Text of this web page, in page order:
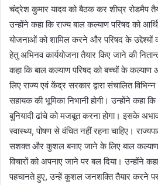
चंद्रेश कुमार यादव को बैठक कर शीघ्र रोडमैप
उन्होंने कहा कि राज्य बाल कल्याण परिषद को
योजनाओं को शामिल करने और परिषद के उद्देश्यों
हेतु अभिनव कार्ययोजना तैयार किए जाने की
कहा कि बाल कल्याण परिषद को बच्चों के
लिए राज्य एवं केंद्र सरकार द्वारा संचालित
सहायक की भूमिका निभानी होगी। उन्होंने कहा
बुनियादी ढांचे को मजबूत करना होगा। इसके अभाव
स्वास्थ्य, पोषण से वंचित नहीं रहना चाहिए।
सशक्त और कुशल बनाए जाने के लिए बाल कल्याण
विचारों को अपनाए जाने पर बल दिया। उन्होंने
पहचानते हुए, उन्हें कुशल जनशक्ति तैयार करने पर